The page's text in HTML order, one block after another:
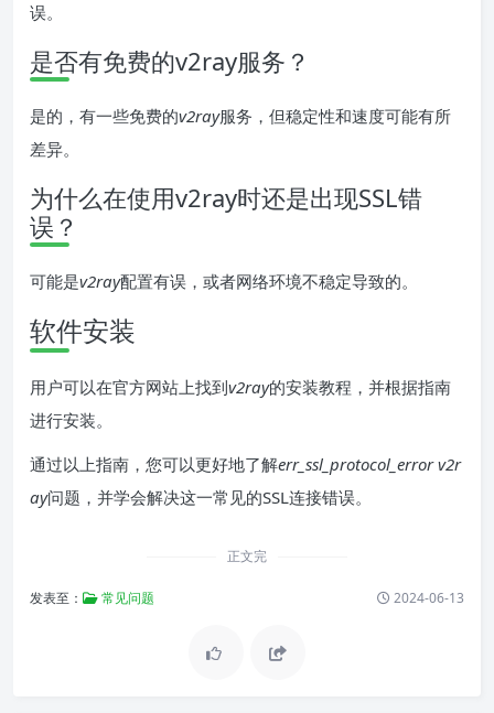
误。
是否有免费的v2ray服务？
是的，有一些免费的v2ray服务，但稳定性和速度可能有所
差异。
为什么在使用v2ray时还是出现SSL错
误？
可能是v2ray配置有误，或者网络环境不稳定导致的。
软件安装
用户可以在官方网站上找到v2ray的安装教程，并根据指南
进行安装。
通过以上指南，您可以更好地了解err_ssl_protocol_error v2r
ay问题，并学会解决这一常见的SSL连接错误。
正文完
发表至： 常见问题 2024-06-13